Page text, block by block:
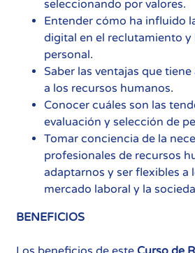
seleccionando por valores.
Entender cómo ha influido
digital en el reclutamiento y
personal.
Saber las ventajas que
a los recursos humanos.
Conocer cuáles son las
evaluación y selección de
Tomar conciencia de la
profesionales de recursos
adaptarnos y ser flexibles a
mercado laboral y la
BENEFICIOS